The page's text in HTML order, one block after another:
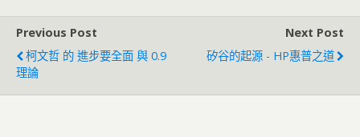
Previous Post
柯文哲 的 進步要全面 與 0.9
理論
Next Post
矽谷的起源 - HP惠普之道